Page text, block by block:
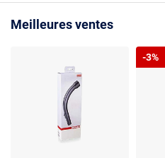
Meilleures ventes
-3%